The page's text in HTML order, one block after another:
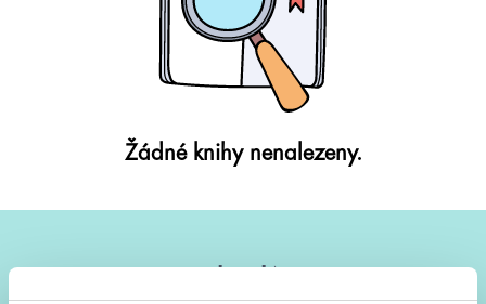
Žádné knihy nenalezeny.